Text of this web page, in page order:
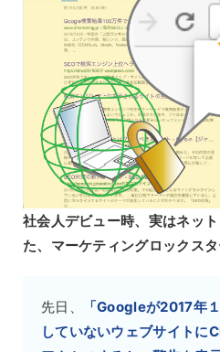
社会人デビュー時、実はネッ
た、マーケティングロックスタ
先日、
「Googleが2017年
していないウェブサイトに